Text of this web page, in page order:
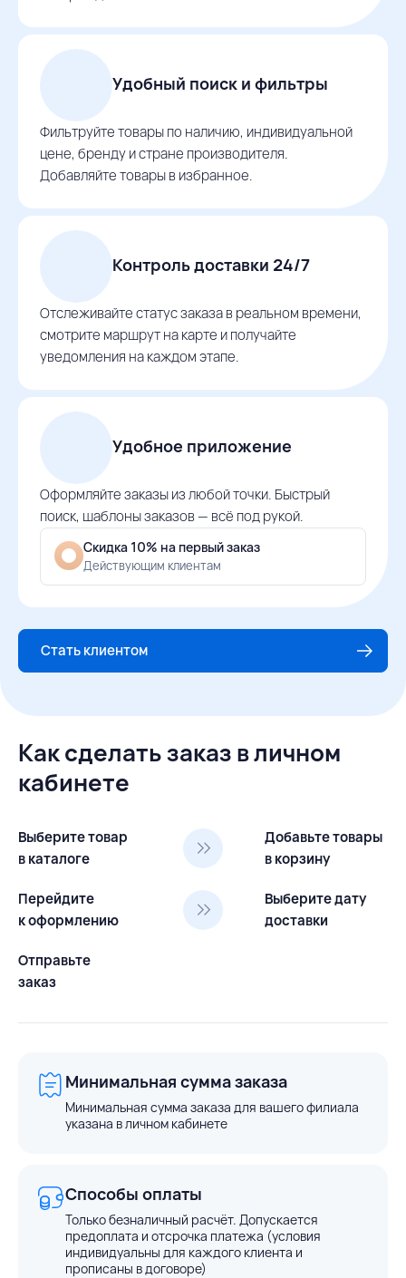
Удобный поиск и фильтры
Фильтруйте товары по наличию, индивидуальной
цене, бренду и стране производителя.
Добавляйте товары в избранное.
Контроль доставки 24/7
Отслеживайте статус заказа в реальном времени,
смотрите маршрут на карте и получайте
уведомления на каждом этапе.
Удобное приложение
Оформляйте заказы из любой точки. Быстрый
поиск, шаблоны заказов — всё под рукой.
Скидка 10% на первый заказ
Действующим клиентам
Стать клиентом
Как сделать заказ в личном
кабинете
Выберите товар
в каталоге
Добавьте товары
в корзину
Перейдите
к оформлению
Выберите дату
доставки
Отправьте
заказ
Минимальная сумма заказа
Минимальная сумма заказа для вашего филиала
указана в личном кабинете
Способы оплаты
Только безналичный расчёт. Допускается
предоплата и отсрочка платежа (условия
индивидуальны для каждого клиента и
прописаны в договоре)